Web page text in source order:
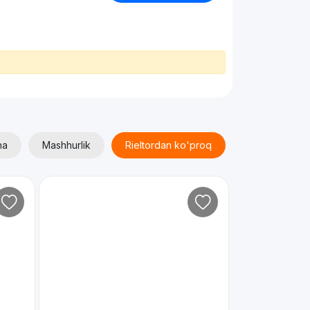
Mashhurlik Rieltordan ko'proq